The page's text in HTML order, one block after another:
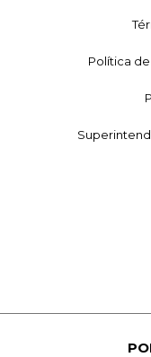
Política